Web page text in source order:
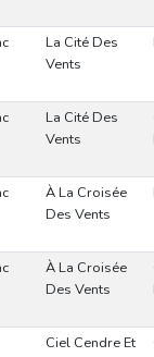
La Cité Des
Vents
La Cité Des
Vents
À La Croisée
Des Vents
À La Croisée
Des Vents
Ciel Cendre Et